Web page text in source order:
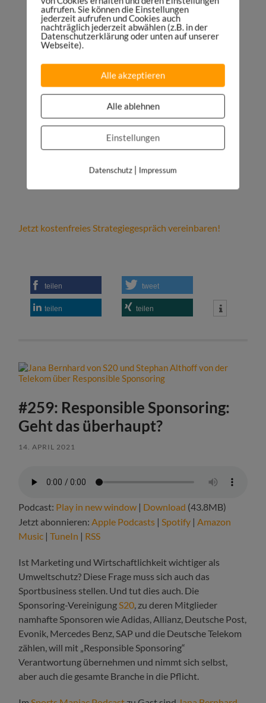
FACEBOOK:
http://facebook.com/sportsmaniacDE
INSTAGRAM:
https://twitter.com/DanielSpruegel
LINKEDIN:
https://www.linkedin.com/company/sports-
maniac
Mein Podcast-Equipment:
https://sportsmaniac.de/meinsetup
Jetzt kostenfreies Strategiegespräch vereinbaren!
teilen tweet
teilen teilen
#259: Responsible Sponsoring:
Geht das überhaupt?
14. APRIL 2021
Podcast: Play in new window | Download (43.8MB)
Jetzt abonnieren: Apple Podcasts | Spotify | Amazon
Music |TuneIn | RSS
Ist Marketing und Wirtschaftlichkeit wichtiger als
Umweltschutz? Diese Frage muss sich auch das
Sportbusiness stellen. Und tut dies auch. Die
Sponsoring-Vereinigung S20 , zu deren Mitglieder
namhafte Sponsoren wie Adidas, Allianz, Deutsche Post,
Evonik, Mercedes Benz, SAP und die Deutsche Telekom
zählen, will mit „Responsible Sponsoring“
Verantwortung übernehmen und nimmt sich selbst,
aber auch die gesamte Branche in die Pflicht.
aufrufen. Sie können die Einstellungen
jederzeit aufrufen und Cookies auch
nachträglich jederzeit abwählen (z.B. in der
Datenschutzerklärung oder unten auf unserer
Webseite).
Alle akzeptieren
Alle ablehnen
Einstellungen
Datenschutz| Impressum